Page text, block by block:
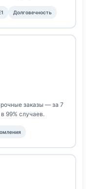
Долговечность
заказы — за 7
99% случаев.